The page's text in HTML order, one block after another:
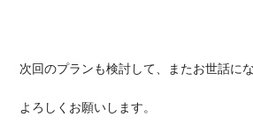
次回のプランも検討して、またお世話に
よろしくお願いします。